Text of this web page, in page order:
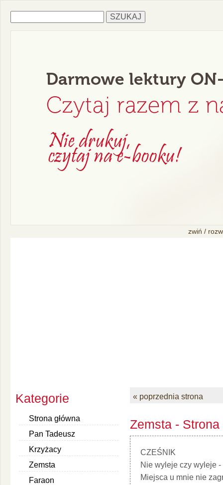
zwiń /
Kategorie
Strona główna
Pan Tadeusz
Krzyżacy
Zemsta
Faraon
« poprzednia strona
Zemsta - Strona
CZEŚNIK
Nie wyleje czy wyleje -
Miejsca u mnie nie